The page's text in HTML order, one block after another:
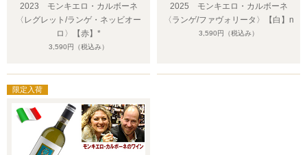
2023 モンキエロ・カルボーネ
〈レグレット/ランゲ・ネッビオー
ロ〉【赤】*
3,590円 （税込み）
2025 モンキエロ・カルボーネ
〈ランゲ/ファヴォリータ〉【白】n
3,590円 （税込み）